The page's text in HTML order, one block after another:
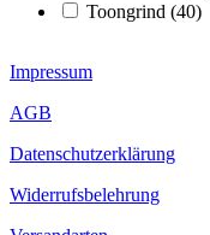
Toongrind (40)
Impressum
AGB
Datenschutzerklärung
Widerrufsbelehrung